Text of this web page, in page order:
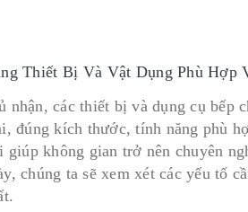
Thiết Bị Và Vật Dụng Phù Hợp
nhận, các thiết bị và dụng cụ bếp
đúng kích thước, tính năng phù
giúp không gian trở nên chuyên
chúng ta sẽ xem xét các yếu tố